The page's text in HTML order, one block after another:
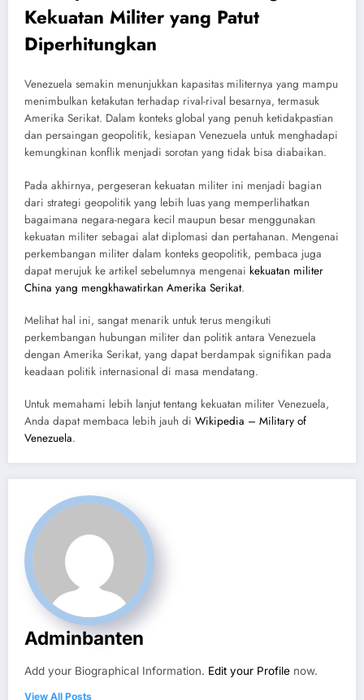
Kekuatan Militer yang Patut
Diperhitungkan
Venezuela semakin menunjukkan kapasitas militernya yang mampu
menimbulkan ketakutan terhadap rival-rival besarnya, termasuk
Amerika Serikat. Dalam konteks global yang penuh ketidakpastian
dan persaingan geopolitik, kesiapan Venezuela untuk menghadapi
kemungkinan konflik menjadi sorotan yang tidak bisa diabaikan.
Pada akhirnya, pergeseran kekuatan militer ini menjadi bagian
dari strategi geopolitik yang lebih luas yang memperlihatkan
bagaimana negara-negara kecil maupun besar menggunakan
kekuatan militer sebagai alat diplomasi dan pertahanan. Mengenai
perkembangan militer dalam konteks geopolitik, pembaca juga
dapat merujuk ke artikel sebelumnya mengenai kekuatan militer
China yang mengkhawatirkan Amerika Serikat.
Melihat hal ini, sangat menarik untuk terus mengikuti
perkembangan hubungan militer dan politik antara Venezuela
dengan Amerika Serikat, yang dapat berdampak signifikan pada
keadaan politik internasional di masa mendatang.
Untuk memahami lebih lanjut tentang kekuatan militer Venezuela,
Anda dapat membaca lebih jauh di Wikipedia – Military of
Venezuela.
Adminbanten
Add your Biographical Information. Edit your Profile now.
View All Posts